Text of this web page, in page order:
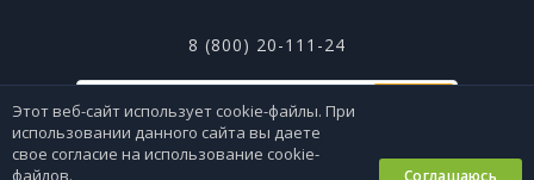
8 (800) 20-111-24
Я согласен(a) с политикой персональных данных
Этот веб-сайт использует cookie-файлы. При
использовании данного сайта вы даете
свое согласие на использование cookie-
файлов.
Соглашаюсь